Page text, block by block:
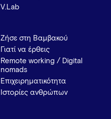
V.Lab
Ζήσε στη Βαμβακού
Γιατί να έρθεις
Remote working / Digital
nomads
Επιχειρηματικότητα
Ιστορίες ανθρώπων